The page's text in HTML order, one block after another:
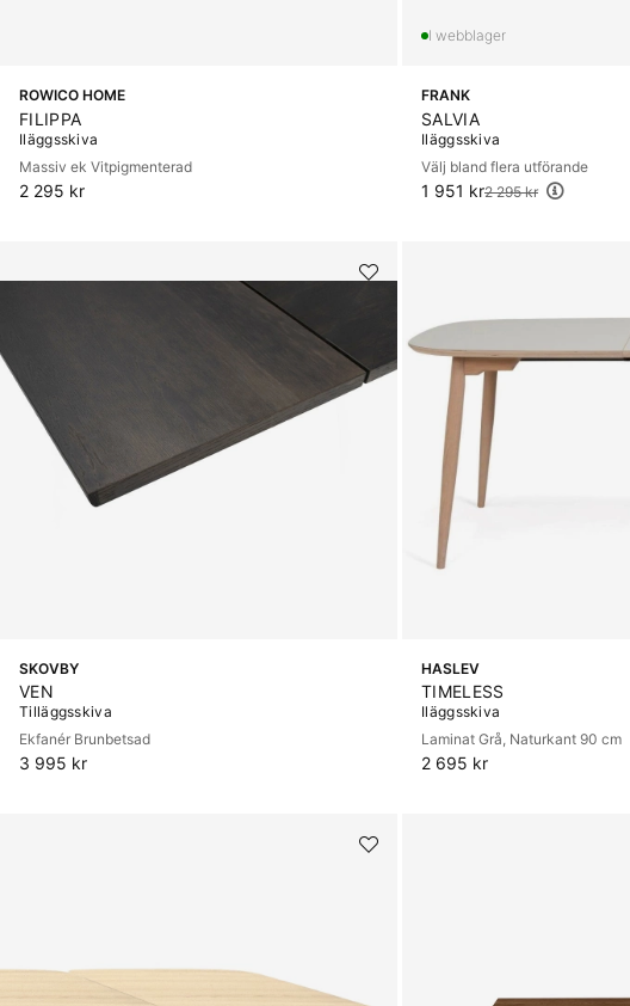
ROWICO HOME
FILIPPA
Iläggsskiva
Massiv ek Vitpigmenterad
2 295 kr
FRANK
SALVIA
Iläggsskiva
Välj bland flera utförande
1 951 kr
Ordinarie pris:
2 295 kr
SKOVBY
VEN
Tilläggsskiva
Ekfanér Brunbetsad
3 995 kr
HASLEV
TIMELESS
Iläggsskiva
Laminat Grå, Naturkant 90 cm
2 695 kr